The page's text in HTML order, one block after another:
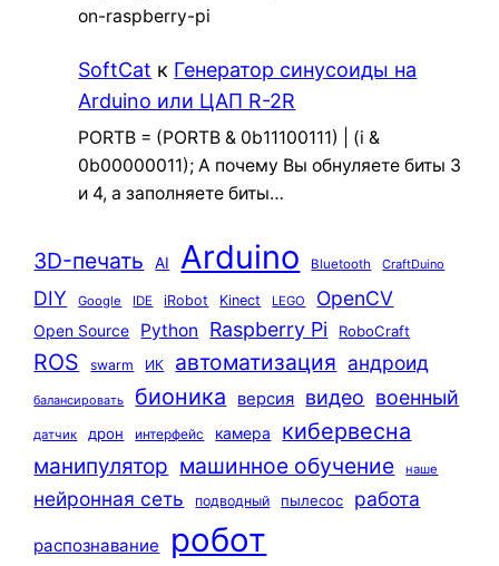
on-raspberry-pi
SoftCat к Генератор синусоиды на
Arduino или ЦАП R-2R
PORTB = (PORTB & 0b11100111) | (i &
0b00000011); А почему Вы обнуляете биты 3
и 4, а заполняете биты…
3D-печать AI Arduino Bluetooth CraftDuino
DIY Google IDE iRobot Kinect LEGO OpenCV
Open Source Python Raspberry Pi RoboCraft
ROS swarm ИК автоматизация андроид
балансировать бионика версия видео военный
датчик дрон интерфейс камера кибервесна
манипулятор машинное обучение наше
нейронная сеть подводный пылесос работа
распознавание робот